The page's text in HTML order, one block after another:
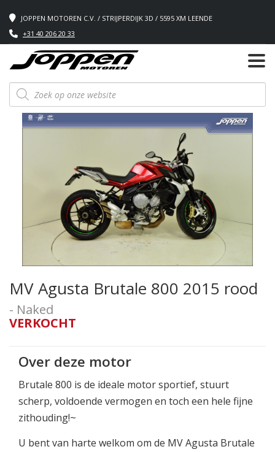
JOPPEN MOTOREN C.V. / STRIJPERDIJK 3D / 5595 XM LEENDE
+31 40 206 20 33
Producten
zoeken
MV Agusta Brutale 800 2015 rood
- Naked
VERKOCHT
Over deze motor
Brutale 800 is de ideale motor sportief, stuurt
scherp, voldoende vermogen en toch een hele fijne
zithouding!~
U bent van harte welkom om de MV Agusta Brutale